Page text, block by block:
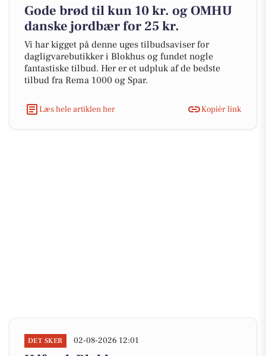
Gode brød til kun 10 kr. og OMHU
danske jordbær for 25 kr.
Vi har kigget på denne uges tilbudsaviser for
dagligvarebutikker i Blokhus og fundet nogle
fantastiske tilbud. Her er et udpluk af de bedste
tilbud fra Rema 1000 og Spar.
Læs hele artiklen her Kopiér link
DET SKER 02-08-2026 12:01